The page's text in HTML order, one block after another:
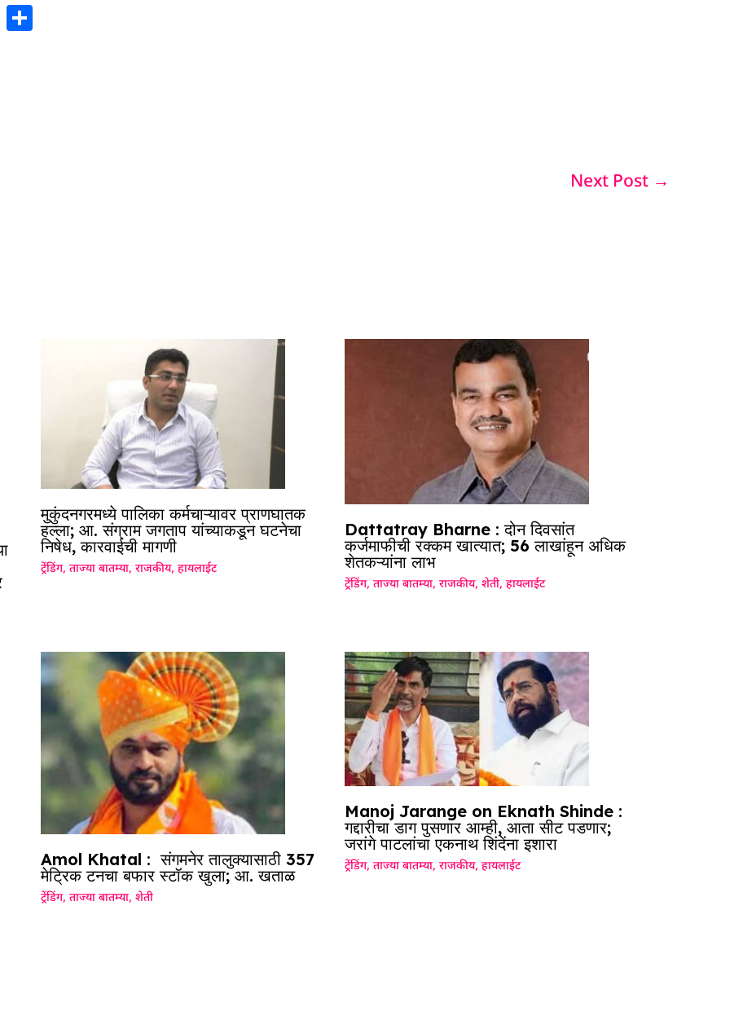
X
Next Post →
मुकुंदनगरमध्ये पालिका कर्मचाऱ्यावर प्राणघातक
हल्ला; आ. संग्राम जगताप यांच्याकडून घटनेचा
निषेध, कारवाईची मागणी
ट्रेंडिंग, ताज्या बातम्या, राजकीय, हायलाईट
Dattatray Bharne : दोन दिवसांत
कर्जमाफीची रक्कम खात्यात; 56 लाखांहून अधिक
शेतकऱ्यांना लाभ
ट्रेंडिंग,ताज्या बातम्या,राजकीय,शेती,हायलाईट
Amol Khatal : संगमनेर तालुक्यासाठी 357
मेट्रिक टनचा बफार स्टॉक खुला; आ. खताळ
ट्रेंडिंग, ताज्या बातम्या, शेती
Manoj Jarange on Eknath Shinde :
गद्दारीचा डाग पुसणार आम्ही, आता सीट पडणार;
जरांगे पाटलांचा एकनाथ शिंदेंना इशारा
ट्रेंडिंग,ताज्या बातम्या,राजकीय,हायलाईट